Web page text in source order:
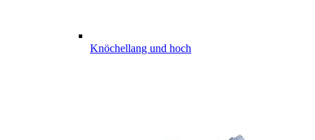
Knöchellang und hoch